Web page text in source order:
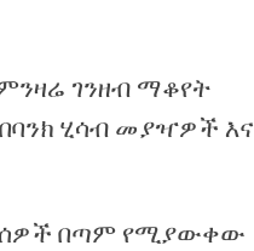
ገንዘብ ማቆየት
ሂሳብ መያዣዎች እና
ሰዎች በጣም የሚያውቀው